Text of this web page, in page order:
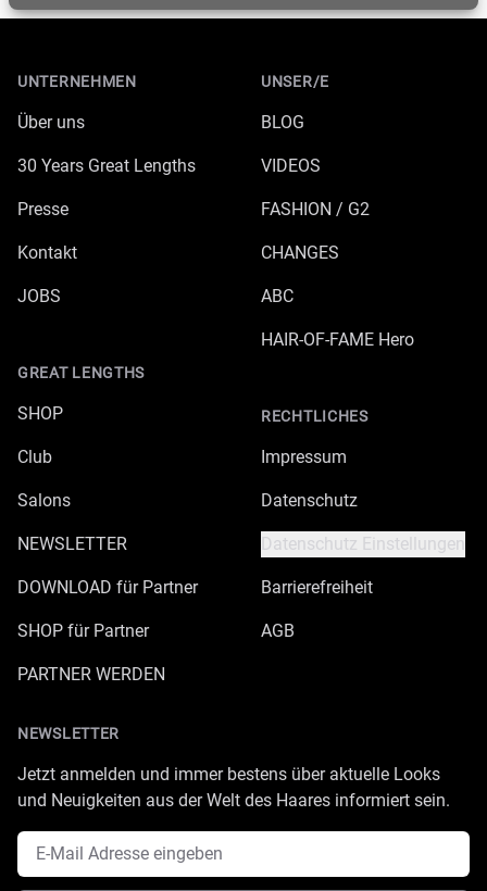
UNTERNEHMEN
Über uns
30 Years Great Lengths
Presse
Kontakt
JOBS
GREAT LENGTHS
SHOP
Club
Salons
NEWSLETTER
DOWNLOAD für Partner
SHOP für Partner
PARTNER WERDEN
UNSER/E
BLOG
VIDEOS
FASHION / G2
CHANGES
ABC
HAIR-OF-FAME Hero
RECHTLICHES
Impressum
Datenschutz
Datenschutz Einstellungen
Barrierefreiheit
AGB
NEWSLETTER
Jetzt anmelden und immer bestens über aktuelle Looks
und Neuigkeiten aus der Welt des Haares informiert sein.
E-Mail Adresse